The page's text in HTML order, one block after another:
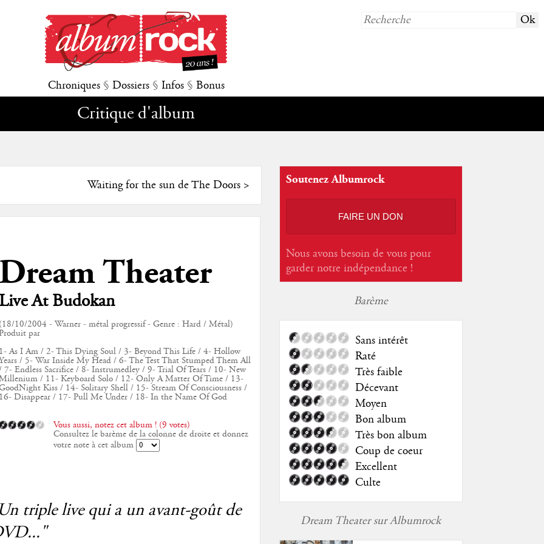
Chroniques § Dossiers § Infos § Bonus
Critique d'album
Waiting for the sun de The Doors>
Theater
At Budokan
10/2004 - Warner - métal progressif - Genre : Hard / Métal)
par
As I Am / 2- This Dying Soul / 3- Beyond This Life / 4- Hollow
/ 5- War Inside My Head / 6- The Test That Stumped Them All
7- Endless Sacrifice / 8- Instrumedley / 9- Trial Of Tears / 10- New
/ 11- Keyboard Solo / 12- Only A Matter Of Time / 13-
Kiss / 14- Solitary Shell / 15- Stream Of Consciousness /
Disappear / 17- Pull Me Under / 18- In the Name Of God
Vous aussi, notez cet album ! (9 votes)
Consultez le barème de la colonne de droite et donnez
votre note à cet album
triple live qui a un avant-goût de
Soutenez Albumrock
FAIRE UN DON
Nous avons besoin de vous pour
garder notre indépendance !
Barème
Sans intérêt
Raté
Très faible
Décevant
Moyen
Bon album
Très bon album
Coup de coeur
Excellent
Culte
Dream Theater sur Albumrock